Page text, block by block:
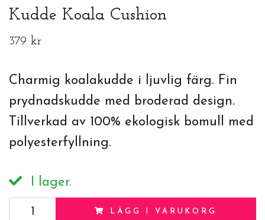
Kudde Koala Cushion
379 kr
Charmig koalakudde i ljuvlig färg. Fin
prydnadskudde med broderad design.
Tillverkad av 100% ekologisk bomull med
polyesterfyllning.
I lager.
LÄGG I VARUKORG